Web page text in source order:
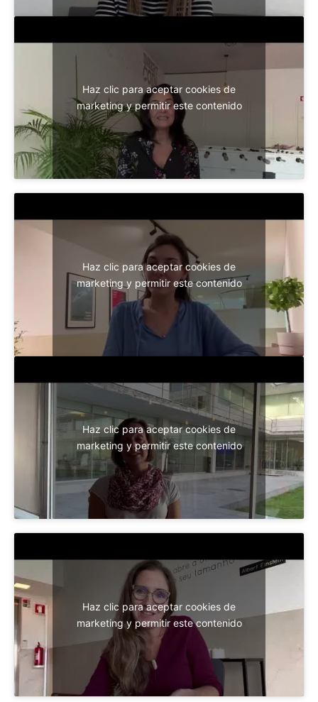
Haz clic para aceptar cookies de
marketing y permitir este contenido
Haz clic para aceptar cookies de
marketing y permitir este contenido
Haz clic para aceptar cookies de
marketing y permitir este contenido
Haz clic para aceptar cookies de
marketing y permitir este contenido